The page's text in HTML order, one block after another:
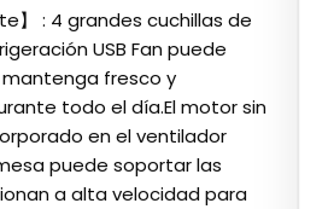
】 : 4 grandes cuchillas de
USB Fan puede
fresco y
todo el día.El motor sin
en el ventilador
puede soportar las
a alta velocidad para